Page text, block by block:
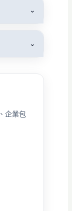
⌄
⌄
企業包